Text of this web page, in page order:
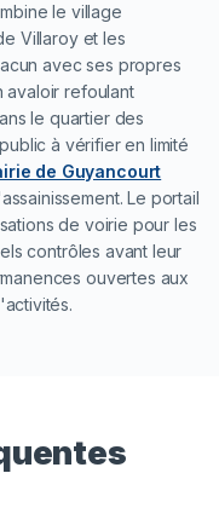
le village
Villaroy et les
avec ses propres
avaloir refoulant
le quartier des
à vérifier en limité
de Guyancourt
Le portail
de voirie pour les
contrôles avant leur
ouvertes aux